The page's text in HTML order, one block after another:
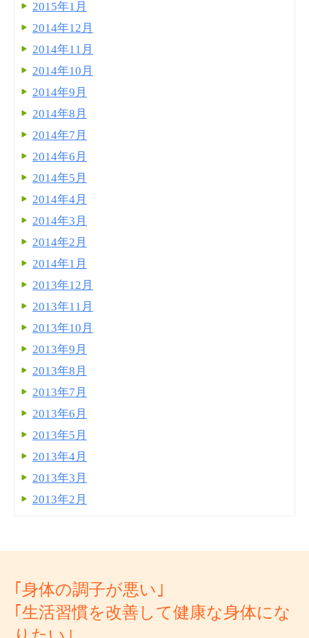
2015年1月
2014年12月
2014年11月
2014年10月
2014年9月
2014年8月
2014年7月
2014年6月
2014年5月
2014年4月
2014年3月
2014年2月
2014年1月
2013年12月
2013年11月
2013年10月
2013年9月
2013年8月
2013年7月
2013年6月
2013年5月
2013年4月
2013年3月
2013年2月
｢身体の調子が悪い｣
｢生活習慣を改善して健康な身体にな